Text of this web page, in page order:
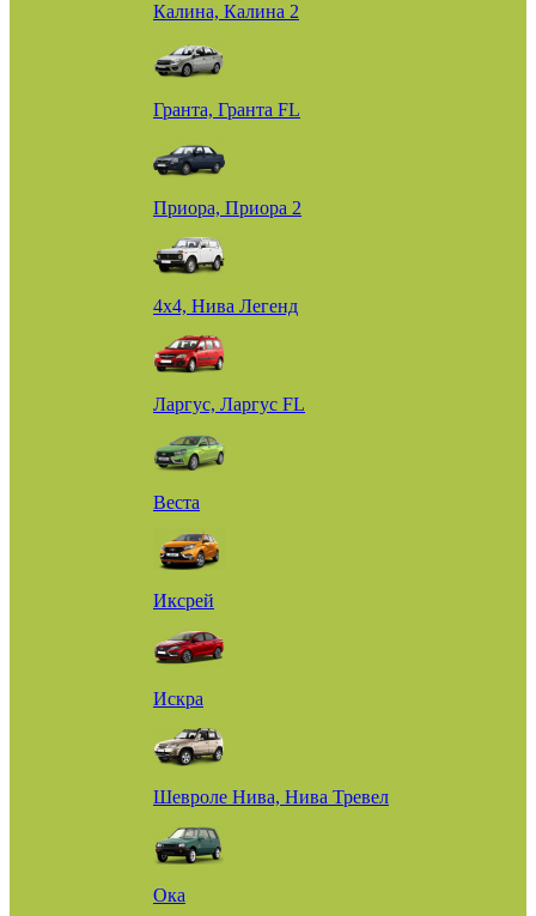
Калина, Калина 2
Гранта, Гранта FL
Приора, Приора 2
4х4, Нива Легенд
Ларгус, Ларгус FL
Веста
Иксрей
Искра
Шевроле Нива, Нива Тревел
Ока